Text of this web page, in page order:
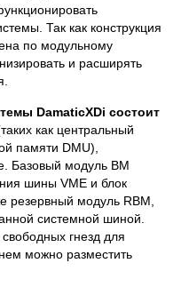
Так как конструкция
по модульному
и расширять
DamaticXDi состоит
как центральный
памяти DMU),
Базовый модуль BM
шины VME и блок
резервный модуль RBM,
системной шиной.
гнезд для
можно разместить